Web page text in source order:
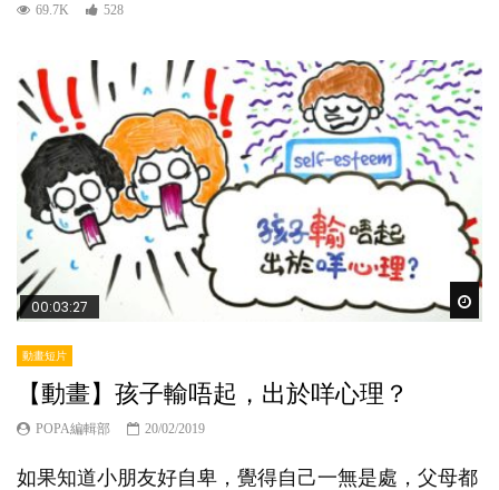
69.7K 528
00:03:27
動畫短片
【動畫】孩子輸唔起，出於咩心理？
POPA編輯部 20/02/2019
如果知道小朋友好自卑，覺得自己一無是處，父母都